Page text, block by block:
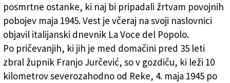
Izvlekli posmrtne ostanke Riccarda Giganteja
posmrtne ostanke, ki naj bi pripadali žrtvam povojnih
pobojev maja 1945. Vest je včeraj na svoji naslovnici
objavil italijanski dnevnik La Voce del Popolo.
Po pričevanjih, ki jih je med domačini pred 35 leti
zbral župnik Franjo Jurčević, so v gozdiču, ki leži 10
kilometrov severozahodno od Reke, 4. maja 1945 po